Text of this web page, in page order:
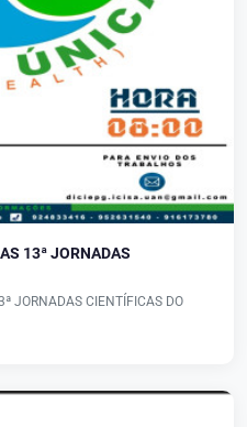
13ª JORNADAS
JORNADAS CIENTÍFICAS DO